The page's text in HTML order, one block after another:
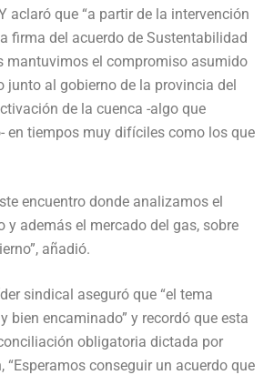
aclaró que “a partir de la intervención
firma del acuerdo de Sustentabilidad
mantuvimos el compromiso asumido
junto al gobierno de la provincia del
de la cuenca -algo que
en tiempos muy difíciles como los que
encuentro donde analizamos el
y además el mercado del gas, sobre
añadió.
sindical aseguró que “el tema
bien encaminado” y recordó que esta
obligatoria dictada por
“Esperamos conseguir un acuerdo que